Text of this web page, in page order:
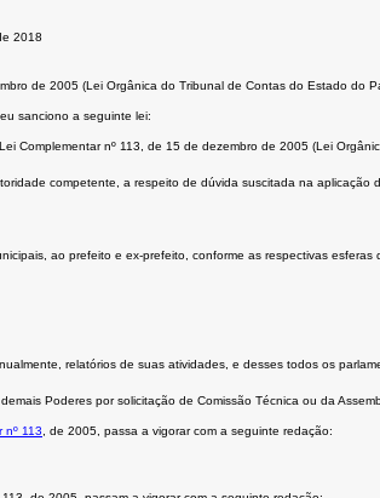
2018
de 2005 (Lei Orgânica do Tribunal de Contas do Estado do
sanciono a seguinte lei:
Complementar nº 113, de 15 de dezembro de 2005 (Lei
competente, a respeito de dúvida suscitada na
ao prefeito e ex-prefeito, conforme as respectivas
relatórios de suas atividades, e desses todos os
Poderes por solicitação de Comissão Técnica ou da
nº 113, de 2005, passa a vigorar com a seguinte redação: